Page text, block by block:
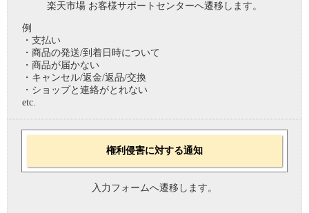
楽天市場 お客様サポートセンターへ遷移します。
例
・支払い
・商品の発送/到着日時について
・商品が届かない
・キャンセル/返金/返品/交換
・ショップと連絡がとれない
etc.
権利侵害に対する通知
入力フォームへ遷移します。